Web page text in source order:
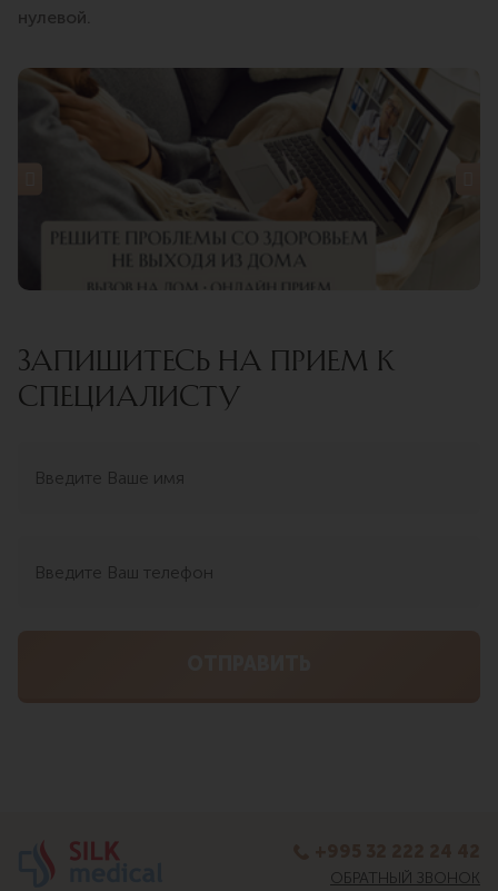
нулевой.
ЗАПИШИТЕСЬ НА ПРИЕМ К
СПЕЦИАЛИСТУ
ОБРАТНЫЙ ЗВОНОК